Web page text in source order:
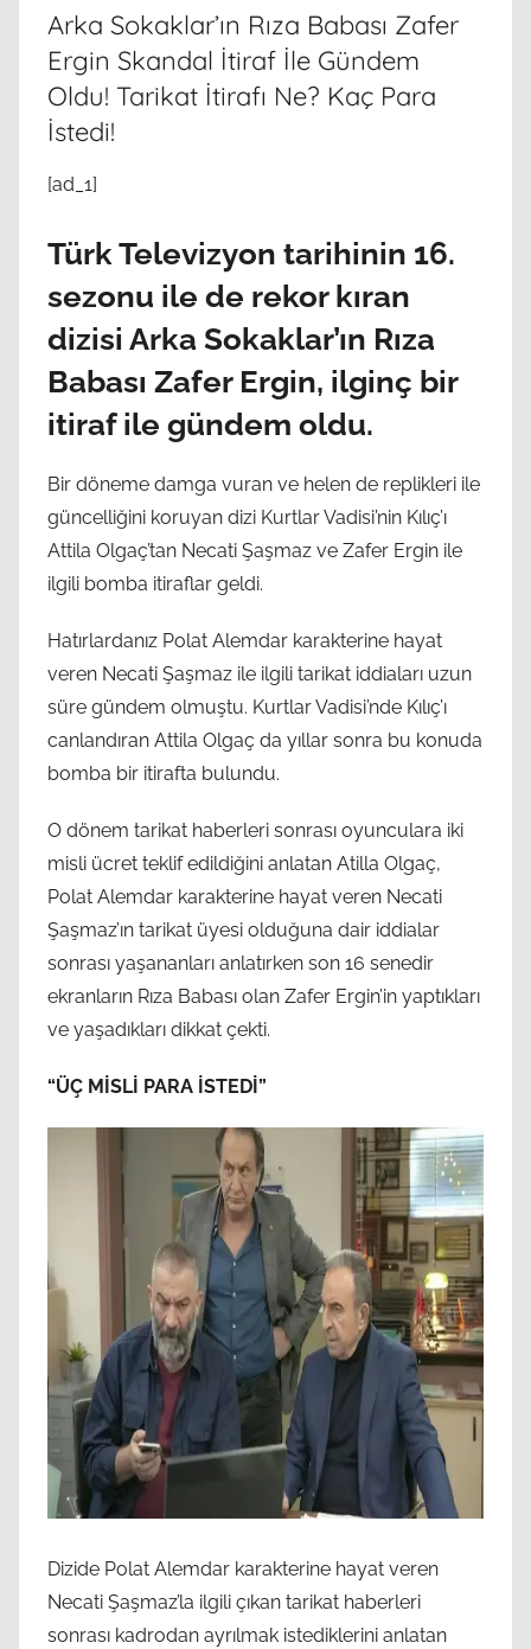
Arka Sokaklar’ın Rıza Babası Zafer
Ergin Skandal İtiraf İle Gündem
Oldu! Tarikat İtirafı Ne? Kaç Para
İstedi!
[ad_1]
Türk Televizyon tarihinin 16.
sezonu ile de rekor kıran
dizisi Arka Sokaklar’ın Rıza
Babası Zafer Ergin, ilginç bir
itiraf ile gündem oldu.
Bir döneme damga vuran ve helen de replikleri ile
güncelliğini koruyan dizi Kurtlar Vadisi’nin Kılıç’ı
Attila Olgaç’tan Necati Şaşmaz ve Zafer Ergin ile
ilgili bomba itiraflar geldi.
Hatırlardanız Polat Alemdar karakterine hayat
veren Necati Şaşmaz ile ilgili tarikat iddiaları uzun
süre gündem olmuştu. Kurtlar Vadisi’nde Kılıç’ı
canlandıran Attila Olgaç da yıllar sonra bu konuda
bomba bir itirafta bulundu.
O dönem tarikat haberleri sonrası oyunculara iki
misli ücret teklif edildiğini anlatan Atilla Olgaç,
Polat Alemdar karakterine hayat veren Necati
Şaşmaz’ın tarikat üyesi olduğuna dair iddialar
sonrası yaşananları anlatırken son 16 senedir
ekranların Rıza Babası olan Zafer Ergin’in yaptıkları
ve yaşadıkları dikkat çekti.
“ÜÇ MİSLİ PARA İSTEDİ”
Dizide Polat Alemdar karakterine hayat veren
Necati Şaşmaz’la ilgili çıkan tarikat haberleri
sonrası kadrodan ayrılmak istediklerini anlatan